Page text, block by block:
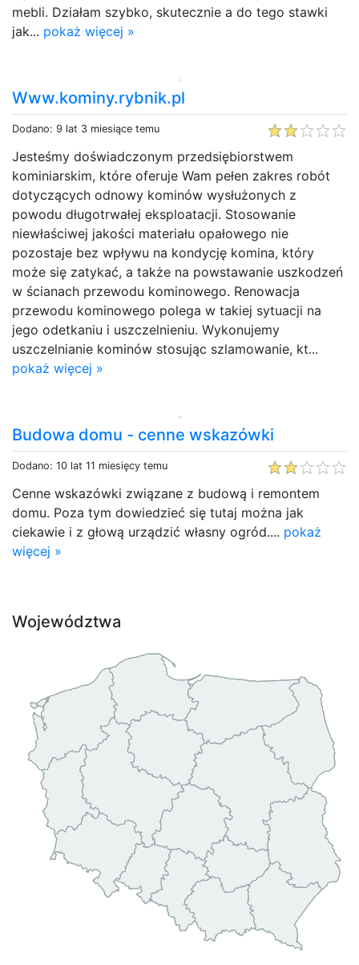
mebli. Działam szybko, skutecznie a do tego stawki
jak... pokaż więcej »
Www.kominy.rybnik.pl
Dodano: 9 lat 3 miesiące temu
Jesteśmy doświadczonym przedsiębiorstwem
kominiarskim, które oferuje Wam pełen zakres robót
dotyczących odnowy kominów wysłużonych z
powodu długotrwałej eksploatacji. Stosowanie
niewłaściwej jakości materiału opałowego nie
pozostaje bez wpływu na kondycję komina, który
może się zatykać, a także na powstawanie uszkodzeń
w ścianach przewodu kominowego. Renowacja
przewodu kominowego polega w takiej sytuacji na
jego odetkaniu i uszczelnieniu. Wykonujemy
uszczelnianie kominów stosując szlamowanie, kt...
pokaż więcej »
Budowa domu - cenne wskazówki
Dodano: 10 lat 11 miesięcy temu
Cenne wskazówki związane z budową i remontem
domu. Poza tym dowiedzieć się tutaj można jak
ciekawie i z głową urządzić własny ogród.... pokaż
więcej »
Województwa